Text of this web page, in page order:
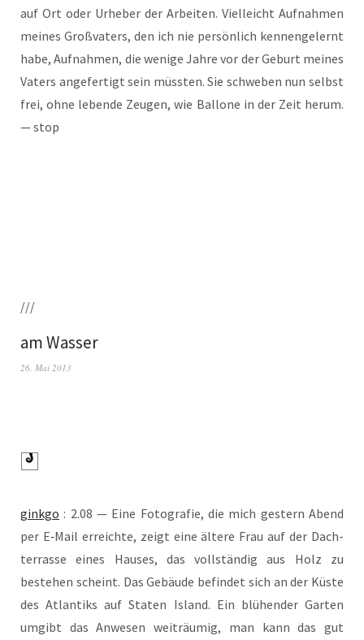
auf Ort oder Urhe­ber der Arbei­ten. Viel­leicht Auf­nah­men
mei­nes Groß­va­ters, den ich nie per­sön­lich ken­nen­ge­lernt
habe, Auf­nah­men, die weni­ge Jah­re vor der Geburt mei­nes
Vaters ange­fer­tigt sein müss­ten. Sie schwe­ben nun selbst
frei, ohne leben­de Zeu­gen, wie Bal­lo­ne in der Zeit her­um.
— stop
///
am Wasser
26. Mai 2013
gink­go : 2.08 — Eine Foto­gra­fie, die mich ges­tern Abend
per E‑Mail erreich­te, zeigt eine älte­re Frau auf der Dach­
ter­ras­se eines Hau­ses, das voll­stän­dig aus Holz zu
bestehen scheint. Das Gebäu­de befin­det sich an der Küs­te
des Atlan­tiks auf Sta­ten Island. Ein blü­hen­der Gar­ten
umgibt das Anwe­sen weit­räu­mig, man kann das gut